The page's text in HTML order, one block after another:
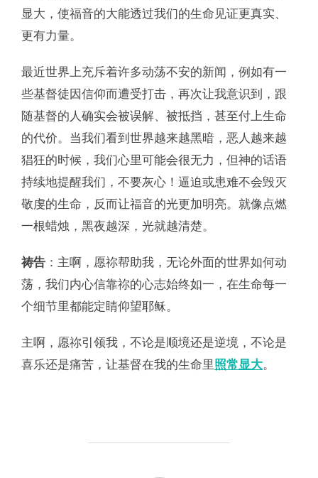
显大，使福音的大能透过我们的生命见证更真实、
更有力量。
最近世界上充斥着许多动荡不安的新闻，例如有一
些基督徒因信仰而遭受打击，再次让我意识到，跟
随基督的人确实会被误解、被抵挡，甚至付上生命
的代价。当我们看到世界越来越黑暗，恶人越来越
猖狂的时候，我们心里可能会很无力，但神的话语
持续地提醒我们，不要灰心！逼迫或患难不会毁灭
敬虔的生命，反而让福音的光更加明亮。就像点燃
一根蜡烛，黑夜越深，光就越清楚。
祷告 ：主啊，愿祢帮助我，无论外面的世界如何动
荡，我们内心信靠祢的心志始终如一，在生命每一
个细节里都能定睛仰望耶稣。
主啊，愿祢引领我，不论是顺境还是逆境，不论是
喜乐还是痛苦，让基督在我的生命里照常显大。